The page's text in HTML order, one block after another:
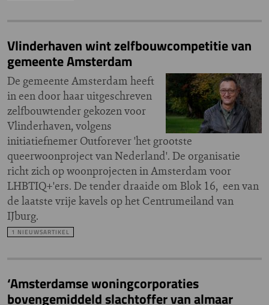
Vlinderhaven wint zelfbouwcompetitie van
gemeente Amsterdam
De gemeente Amsterdam heeft
in een door haar uitgeschreven
zelfbouwtender gekozen voor
Vlinderhaven, volgens
initiatiefnemer Outforever 'het grootste
queerwoonproject van Nederland'. De organisatie
richt zich op woonprojecten in Amsterdam voor
LHBTIQ+'ers. De tender draaide om Blok 16, een van
de laatste vrije kavels op het Centrumeiland van
IJburg.
1 NIEUWSARTIKEL
‘Amsterdamse woningcorporaties
bovengemiddeld slachtoffer van almaar